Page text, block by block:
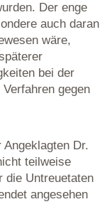
Der enge
auch daran
wäre,
bei der
gegen
Dr.
teilweise
die Untreuetaten
angesehen